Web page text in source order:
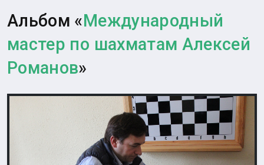
Альбом «Международный
мастер по шахматам Алексей
Романов»